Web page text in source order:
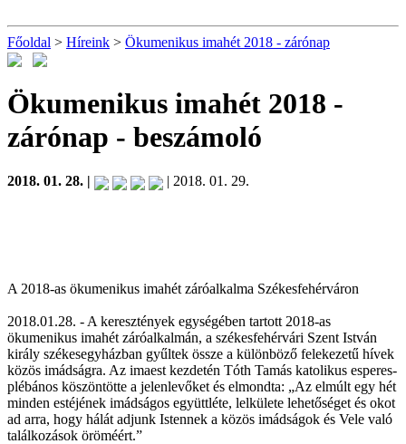
Főoldal > Híreink > Ökumenikus imahét 2018 - zárónap
Ökumenikus imahét 2018 -
zárónap - beszámoló
2018. 01. 28. | | 2018. 01. 29.
A 2018-as ökumenikus imahét záróalkalma Székesfehérváron
2018.01.28. - A keresztények egységében tartott 2018-as
ökumenikus imahét záróalkalmán, a székesfehérvári Szent István
király székesegyházban gyűltek össze a különböző felekezetű hívek
közös imádságra. Az imaest kezdetén Tóth Tamás katolikus esperes-
plébános köszöntötte a jelenlevőket és elmondta: „Az elmúlt egy hét
minden estéjének imádságos együttléte, lelkülete lehetőséget és okot
ad arra, hogy hálát adjunk Istennek a közös imádságok és Vele való
találkozások öröméért.”